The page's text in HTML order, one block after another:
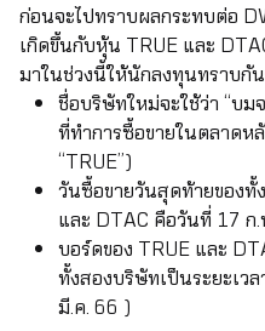
ก่อนจะไปทราบผลกระทบต่อ
เกิดขึ้นกับหุ้น TRUE และ
มาในช่วงนี้ให้นักลงทุนทราบกั
ชื่อบริษัทใหม่จะใช้ว่า “บม
ที่ทำการซื้อขายในตลาดห
“TRUE”)
วันซื้อขายวันสุดท้ายของทั้
และ DTAC คือวันที่ 17 ก
บอร์ดของ TRUE และ
ทั้งสองบริษัทเป็นระยะเว
มี.ค. 66 )